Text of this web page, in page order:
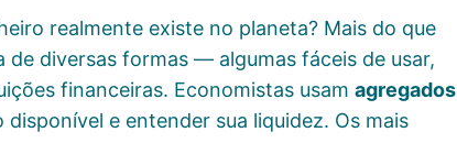
realmente existe no planeta? Mais do que
diversas formas — algumas fáceis de usar,
financeiras. Economistas usam agregados
e entender sua liquidez. Os mais